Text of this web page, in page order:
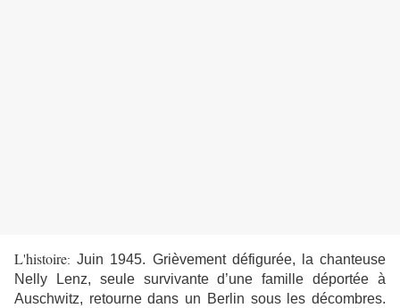
L'histoire:Juin 1945. Grièvement défigurée, la chanteuse
Nelly Lenz, seule survivante d’une famille déportée à
Auschwitz, retourne dans un Berlin sous les décombres.